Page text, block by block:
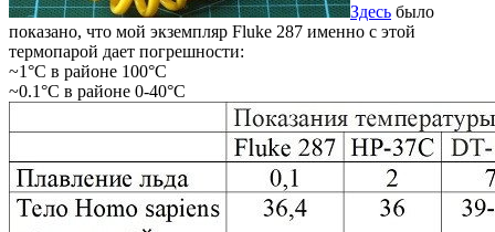
Здесь было
показано, что мой экземпляр Fluke 287 именно с этой
термопарой дает погрешности:
~1°С в районе 100°С
~0.1°С в районе 0-40°С